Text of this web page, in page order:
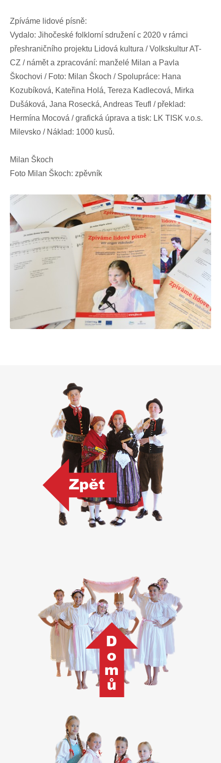
Zpíváme lidové písně:
Vydalo: Jihočeské folklorní sdružení c 2020 v rámci
přeshraničního projektu Lidová kultura / Volkskultur AT-
CZ / námět a zpracování: manželé Milan a Pavla
Škochovi / Foto: Milan Škoch / Spolupráce: Hana
Kozubíková, Kateřina Holá, Tereza Kadlecová, Mirka
Dušáková, Jana Rosecká, Andreas Teufl / překlad:
Hermína Mocová / grafická úprava a tisk: LK TISK v.o.s.
Milevsko / Náklad: 1000 kusů.
Milan Škoch
Foto Milan Škoch: zpěvník